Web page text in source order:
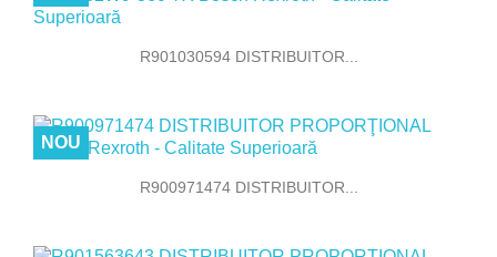
R901030594 DISTRIBUITOR...
R900971474 DISTRIBUITOR...
NOU